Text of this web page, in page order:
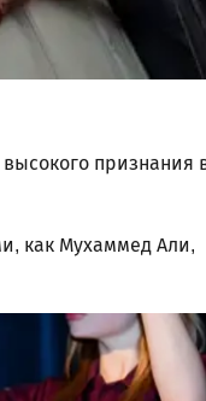
признания
как Мухаммед Али,